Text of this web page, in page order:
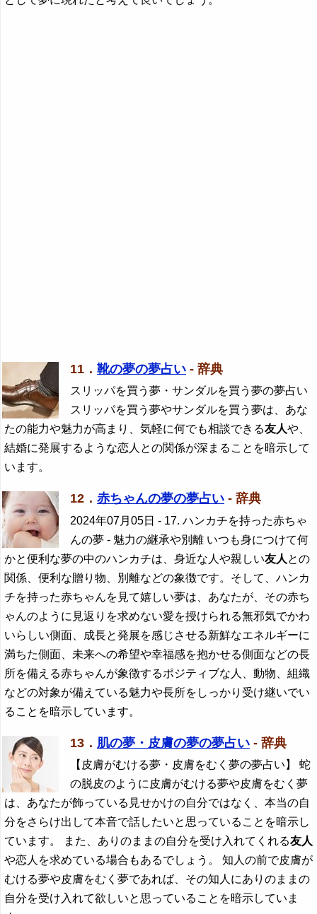
11． 靴の夢の夢占い - 辞典
スリッパを買う夢・サンダルを買う夢の夢占い
スリッパを買う夢やサンダルを買う夢は、あな
たの能力や魅力が高まり、気軽に何でも相談できる友人や、
結婚に発展するような恋人との関係が深まることを暗示して
います。
12． 赤ちゃんの夢の夢占い - 辞典
2024年07月05日 - 17. ハンカチを持った赤ちゃ
んの夢 - 魅力の継承や別離 いつも身につけて何
かと便利な夢の中のハンカチは、身近な人や親しい友人 との
関係、便利な贈り物、別離などの象徴です。そして、ハンカ
チを持った赤ちゃんを見て嬉しい夢は、あなたが、その赤ち
ゃんのように見返りを求めない愛を授けられる無邪気でかわ
いらしい側面、成長と発展を感じさせる新鮮なエネルギーに
満ちた側面、未来への希望や幸福感を抱かせる側面などの長
所を備える赤ちゃんが象徴するポジティブな人、動物、組織
などの対象が備えている魅力や長所をしっかり受け継いでい
ることを暗示しています。
13． 肌の夢・皮膚の夢の夢占い - 辞典
【皮膚がむける夢・皮膚をむく夢の夢占い】 蛇
の脱皮のように皮膚がむける夢や皮膚をむく夢
は、あなたが飾っている見せかけの自分ではなく、本当の自
分をさらけ出して本音で話したいと思っていることを暗示し
ています。 また、ありのままの自分を受け入れてくれる友人
や恋人を求めている場合もあるでしょう。 知人の前で皮膚が
むける夢や皮膚をむく夢であれば、その知人にありのままの
自分を受け入れて欲しいと思っていることを暗示していま